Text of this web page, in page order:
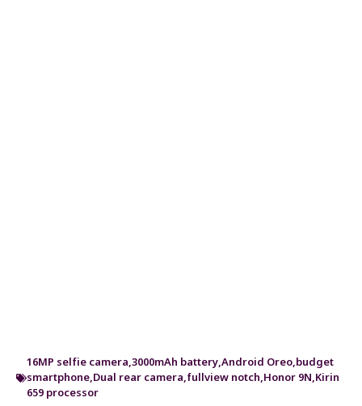
16MP selfie camera,3000mAh battery,Android Oreo,budget
smartphone,Dual rear camera,fullview notch,Honor 9N,Kirin
659 processor